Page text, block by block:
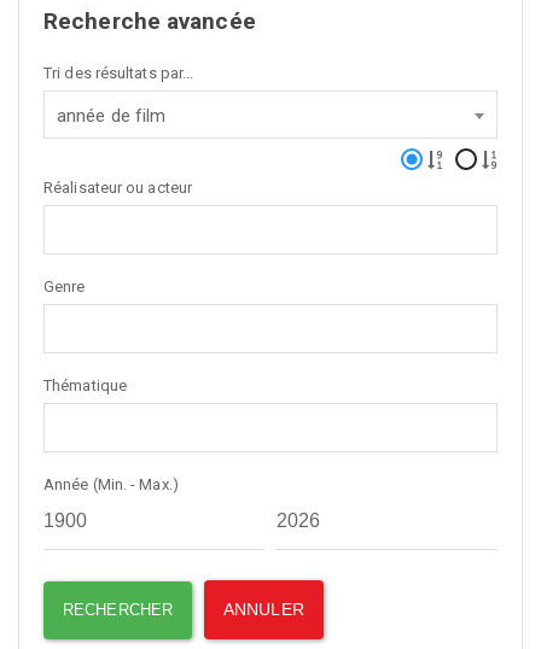
Recherche avancée
Tri des résultats par...
année de film
Réalisateur ou acteur
Genre
Thématique
Année (Min. - Max.)